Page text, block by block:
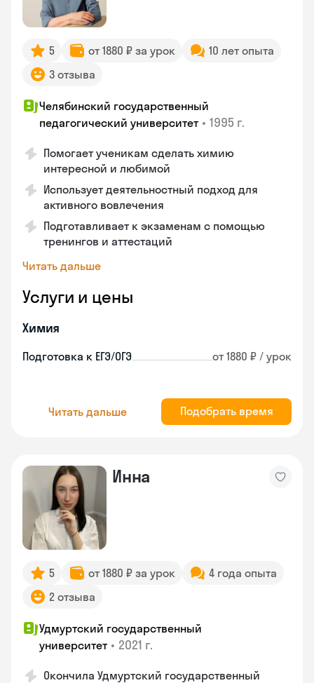
5 от 1880 ₽ за урок
10 лет опыта
3 отзыва
Челябинский государственный
педагогический университет • 1995 г.
Помогает ученикам сделать химию
интересной и любимой
Использует деятельностный подход для
активного вовлечения
Подготавливает к экзаменам с помощью
тренингов и аттестаций
Читать дальше
Услуги и цены
Химия
Подготовка к ЕГЭ/ОГЭ от 1880 ₽ / урок
Читать дальше Подобрать время
Инна
5 от 1880 ₽ за урок
4 года опыта
2 отзыва
Удмуртский государственный
университет • 2021 г.
Окончила Удмуртский государственный